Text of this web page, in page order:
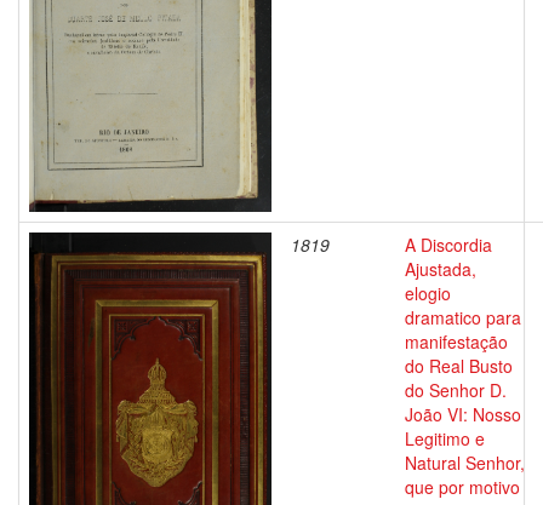
1819
A Discordia
Ajustada,
elogio
dramatico para
manifestação
do Real Busto
do Senhor D.
João VI: Nosso
Legitimo e
Natural Senhor,
que por motivo